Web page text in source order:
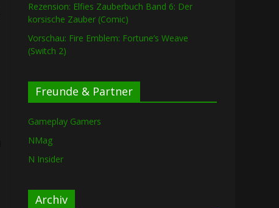
Rezension: Elfies Zauberbuch Band 6: Der
korsische Zauber (Comic)
Vorschau: Fire Emblem: Fortune’s Weave
(Switch 2)
Freunde & Partner
Gameplay Gamers
NMag
N Insider
Archiv